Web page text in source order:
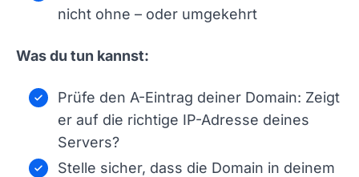
nicht ohne – oder umgekehrt
Was du tun kannst:
Prüfe den A-Eintrag deiner Domain: Zeigt
er auf die richtige IP-Adresse deines
Servers?
Stelle sicher, dass die Domain in deinem